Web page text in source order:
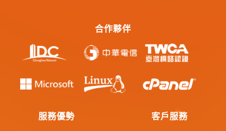
合作夥伴
服務優勢
客戶服務